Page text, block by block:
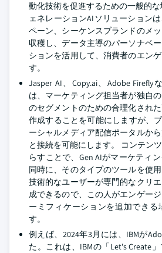
動化技術を促進するための一般的
ェネレーションAIソリューション
ペーン、シーケンスブランドのメ
収穫し、データ主導のパーソナベ
ションを活用して、消費者のエン
す。
Jasper AI、Copy.ai、Adobe
は、マーケティング担当者が独自
のセグメントのための合理化され
作成することを可能にしますが、
ーシャルメディア配信ポータルか
と接続を可能にします。 コンテン
らすことで、Gen AIがマーケティ
同時に、そのタイプのツールを使
技術的なユーザーが専門的なクリ
成できるので、この人がエンゲー
ーミフィケーションを追加できる
す。
例えば、2024年3月には、IBMが
た。これは、IBMの「Let's Create